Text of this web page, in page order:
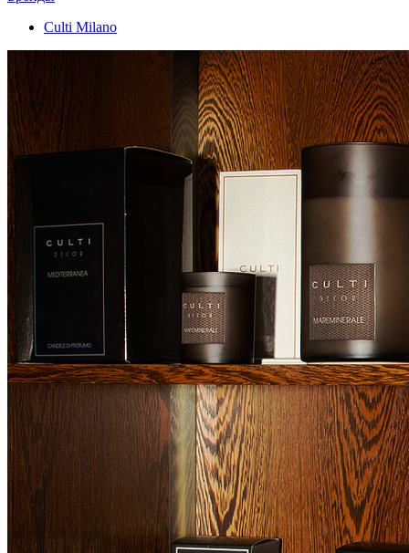
Culti Milano